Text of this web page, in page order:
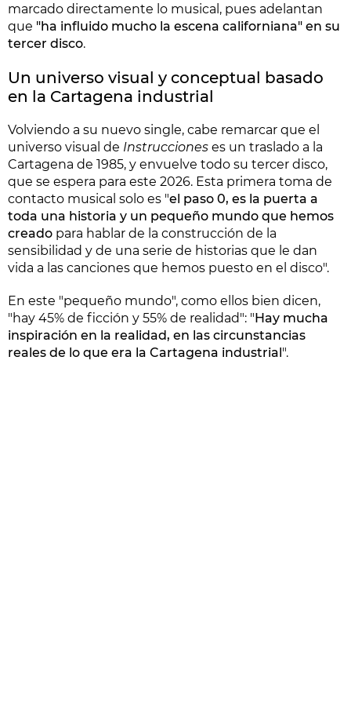
marcado directamente lo musical, pues adelantan
que "ha influido mucho la escena californiana" en su
tercer disco.
Un universo visual y conceptual basado
en la Cartagena industrial
Volviendo a su nuevo single, cabe remarcar que el
universo visual de Instrucciones es un traslado a la
Cartagena de 1985, y envuelve todo su tercer disco,
que se espera para este 2026. Esta primera toma de
contacto musical solo es "el paso 0, es la puerta a
toda una historia y un pequeño mundo que hemos
creado para hablar de la construcción de la
sensibilidad y de una serie de historias que le dan
vida a las canciones que hemos puesto en el disco".
En este "pequeño mundo", como ellos bien dicen,
"hay 45% de ficción y 55% de realidad": "Hay mucha
inspiración en la realidad, en las circunstancias
reales de lo que era la Cartagena industrial".